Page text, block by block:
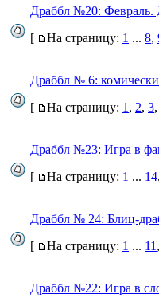
Драббл №20: Февраль.
[
На страницу: 1 ... 8,
Драббл № 6:
[
На страницу: 1 , 2, 3,
Драббл №23: Игра в
[
На страницу: 1 ... 14,
Драббл № 24: Блиц-
[
На страницу: 1 ... 11 ,
Драббл №22: Игра в